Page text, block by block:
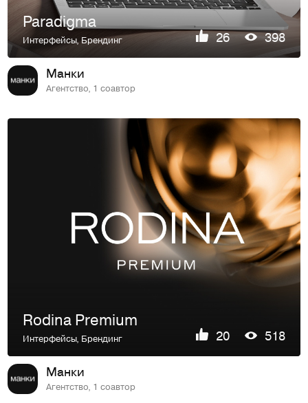
Paradigma
Интерфейсы, Брендинг 26 398
Манки
Агентство, 1 соавтор
Rodina Premium
Интерфейсы, Брендинг 20 518
Манки
Агентство, 1 соавтор